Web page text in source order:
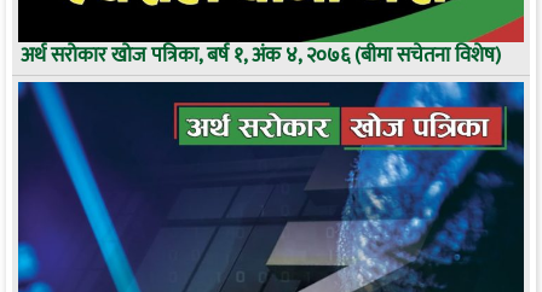
अर्थ सरोकार खोज पत्रिका, बर्ष १, अंक ४, २०७६ (बीमा सचेतना विशेष)